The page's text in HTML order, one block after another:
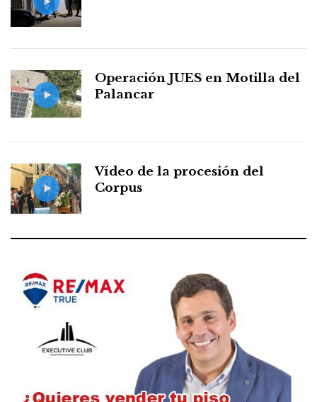
Operación JUES en Motilla del
Palancar
Vídeo de la procesión del
Corpus